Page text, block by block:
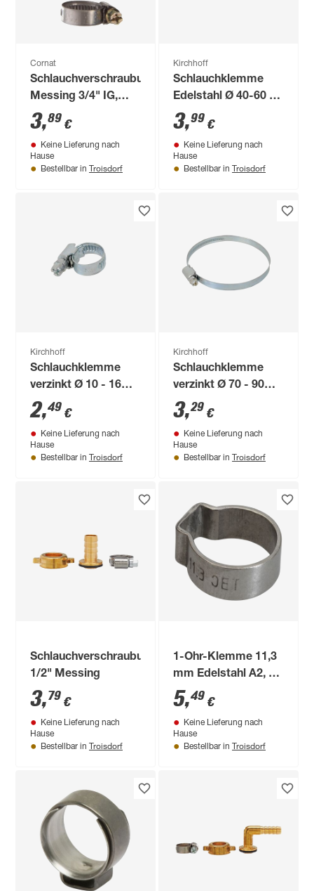
Cornat
Schlauchverschraubung
Messing 3/4" IG,
Tülle Ø 11 mm
3,89 €
Keine Lieferung nach
Hause
Bestellbar in Troisdorf
Kirchhoff
Schlauchklemme
Edelstahl Ø 40-60 x
mm
3,99 €
Keine Lieferung nach
Hause
Bestellbar in Troisdorf
Kirchhoff
Schlauchklemme
verzinkt Ø 10 - 16
mm, 2 Stück
2,49 €
Keine Lieferung nach
Hause
Bestellbar in Troisdorf
Kirchhoff
Schlauchklemme
verzinkt Ø 70 - 90
mm
3,29 €
Keine Lieferung nach
Hause
Bestellbar in Troisdorf
Schlauchverschraubung
1/2" Messing
3,79 €
Keine Lieferung nach
Hause
Bestellbar in Troisdorf
1-Ohr-Klemme 11,3
mm Edelstahl A2, 3
Stück
5,49 €
Keine Lieferung nach
Hause
Bestellbar in Troisdorf